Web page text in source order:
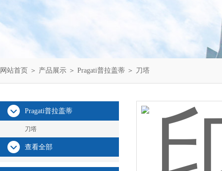
网站首页 ＞ 产品展示 ＞ Pragati普拉盖蒂 ＞ 刀塔
Pragati普拉盖蒂
刀塔
查看全部